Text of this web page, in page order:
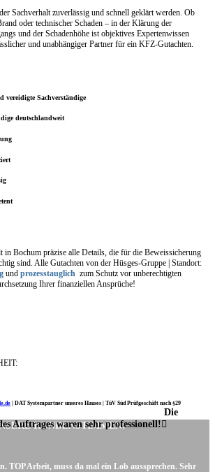
Sachverhalt zuverlässig und schnell geklärt werden. Ob
oder technischer Schaden – in der Klärung der
und der Schadenhöhe ist objektives Expertenwissen
und unabhängiger Partner für ein KFZ-Gutachten.
vereidigte Sachverständige
deutschlandweit
in Bochum präzise alle Details, die für die Beweissicherung
sind. Alle Gutachten von der Hüsges-Gruppe | Standort:
und prozesstauglich zum Schutz vor unberechtigten
Ihrer finanziellen Ansprüche!
DAT Systempartner unseres Hauses | TüV Süd Prüfgeschäft nach §29
KUNDENSTIMMEN:
Die
Auftrages waren sehr professionell!
TOP Arbeit, muss da mal ein Lob aussprechen. Sehr